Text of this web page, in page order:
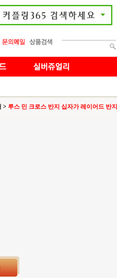
> 루스 민 크로스 반지 십자가 레이어드 반지